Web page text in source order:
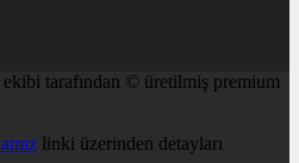
tarafından © üretilmiş premium
linki üzerinden detayları